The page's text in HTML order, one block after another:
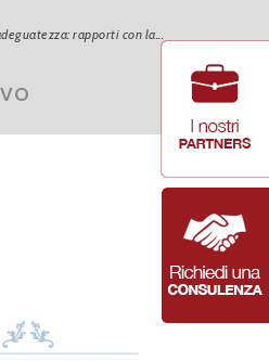
rapporti con la...